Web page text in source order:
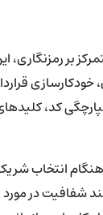
بر رمزنگاری،
کد،
انتخاب
شفافیت در